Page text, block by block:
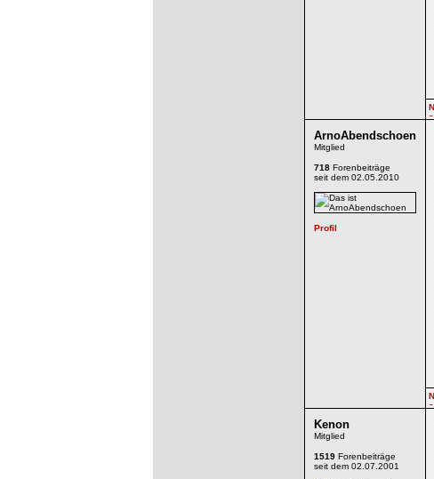
ArnoAbendschoen
Mitglied
718 Forenbeiträge
seit dem 02.05.2010
Kenon
Mitglied
1519 Forenbeiträge
seit dem 02.07.2001